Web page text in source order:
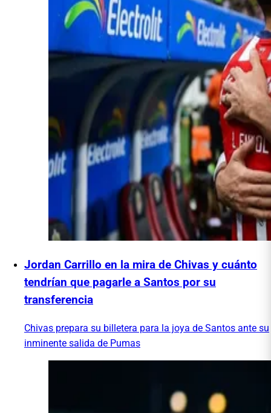
Jordan Carrillo en la mira de Chivas y cuánto
tendrían que pagarle a Santos por su
transferencia
Chivas prepara su billetera para la joya de Santos ante su
inminente salida de Pumas